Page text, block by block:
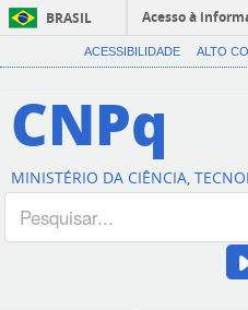
BRASIL
Acesso à
ACESSIBILIDADE ALTO
CNPq
MINISTÉRIO DA CIÊNCIA,